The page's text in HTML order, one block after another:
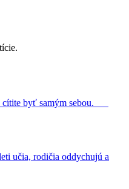
cítite byť samým sebou.
učia, rodičia oddychujú a